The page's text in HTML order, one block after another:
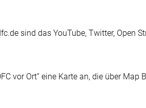
sind das YouTube, Twitter, Open
vor Ort“ eine Karte an, die über Map